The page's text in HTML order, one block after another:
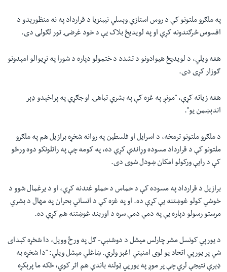
په ملګرو ملتونو کې د روس استازي وېسلي نیبنزيا د قرارداد په نه منظورېدو د
افسوس څرګندونه کړې او په لویدیځ بلاک یې د خود غرضۍ تور لګولی دی.
هغه ویلي، د لويدیځ هيوادونو د تشدد د ختمولو دپاره د شورا په نړيوالو امېدونو
ګوزار کړی دی.
هغه زياته کړې، "مونږ په غزه کې په بشري تباهۍ او جګړې په پراخېدو ډېر
اندېښمن يو".
د ملګرو ملتونو ترمخه، د اسرایل او فلسطين په روانه شخړه برازیل هم په ملګرو
ملتونو کې د قرارداد مسوده وړاندې کړې ده، په کومه چې په راتلونکو دوه ورځو
کې د رایې ورکولو امکان ښودل شوی دی.
برازيل د قرارداد په مسوده کې د حماس د حملو غندنه کړې، او د يرغمال شوو د
خوشي کولو غوښتنه یې کړې ده. او په غزه کې د انساني بحران په مهال د بشري
مرستو رسولو دپاره یې په دمې دمې سره د اوربند غوښتنه هم کړې ده.
د یورپي کونسل مشر چارلس میشل د دوشنبې- ګل په ورځ وویل، دا شخړه کېدای
شي پر یورپي اتحاد یو لوی امنیتي اغېز ولري. ښاغلي‌ میشل ویلي: "دا شخړه به
ډېرې نتیجې لري چې پر موږ په یورپي ټولنه باندې هم اثر کوي، ځکه ما پرېکړه